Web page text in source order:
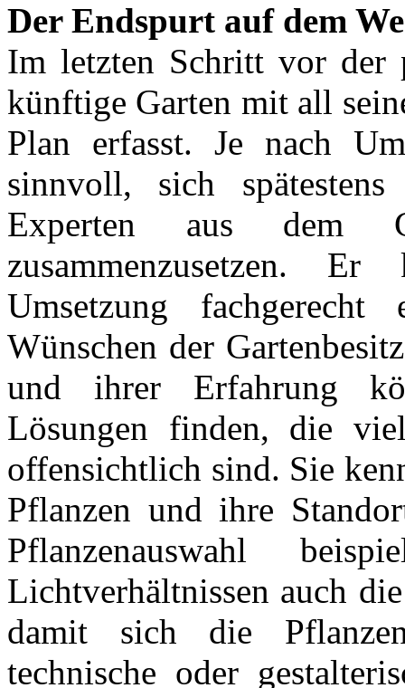
Der Endspurt auf dem
Im letzten Schritt vor der
künftige Garten mit all
Plan erfasst. Je nach
sinnvoll, sich
Experten aus dem
zusammenzusetzen.
Umsetzung
Wünschen der
und ihrer Erfahrung
Lösungen finden, die
offensichtlich sind. Sie
Pflanzen und ihre
Pflanzenauswahl
Lichtverhältnissen auch
damit sich die
technische oder